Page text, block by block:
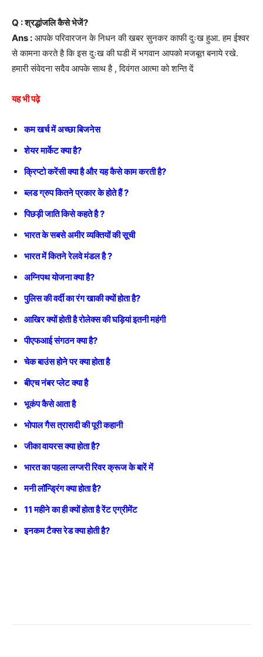
Q : श्रद्धांजलि कैसे भेजें?
Ans : आपके परिवारजन के निधन की खबर सुनकर काफी दुःख हुआ. हम ईश्वर
से कामना करते है कि इस दुःख की घडी में भगवान आपको मजबूत बनाये रखे.
हमारी संवेदना सदैव आपके साथ है , दिवंगत आत्मा को शन्ति दें
यह भी पढ़े
कम खर्च में अच्छा बिजनेस
शेयर मार्केट क्या है?
क्रिप्टो करेंसी क्या है और यह कैसे काम करती है?
ब्लड ग्रुप कितने प्रकार के होते हैं ?
पिछड़ी जाति किसे कहते है ?
भारत के सबसे अमीर व्यक्तियों की सूची
भारत में कितने रेलवे मंडल है ?
अग्निपथ योजना क्या है?
पुलिस की वर्दी का रंग खाकी क्यों होता है?
आखिर क्यों होती है रोलेक्स की घड़ियां इतनी महंगी
पीएफआई संगठन क्या है?
चेक बाउंस होने पर क्या होता है
बीएच नंबर प्लेट क्या है
भूकंप कैसे आता है
भोपाल गैस त्रासदी की पूरी कहानी
जीका वायरस क्या होता है?
भारत का पहला लग्जरी रिवर क्रूज के बारें में
मनी लॉन्ड्रिंग क्या होता है?
11 महीने का ही क्यों होता है रेंट एग्रीमेंट
इनकम टैक्स रेड क्या होती है?